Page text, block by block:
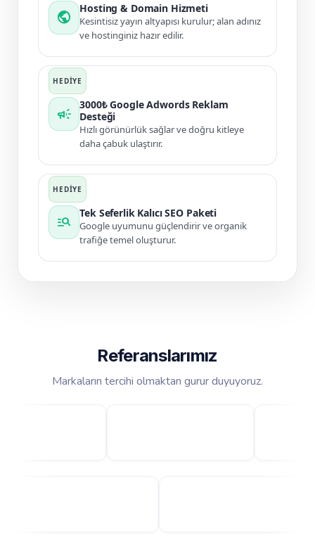
public
Hosting & Domain Hizmeti
Kesintisiz yayın altyapısı kurulur; alan adınız
ve hostinginiz hazır edilir.
campaign
3000₺ Google Adwords Reklam
Desteği
Hızlı görünürlük sağlar ve doğru kitleye
daha çabuk ulaştırır.
manage_search
Tek Seferlik Kalıcı SEO Paketi
Google uyumunu güçlendirir ve organik
trafiğe temel oluşturur.
Referanslarımız
Markaların tercihi olmaktan gurur duyuyoruz.